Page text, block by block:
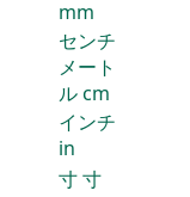
mm
センチ
メート
ルcm
インチ
in
寸寸